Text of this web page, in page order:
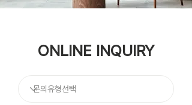
ONLINE INQUIRY